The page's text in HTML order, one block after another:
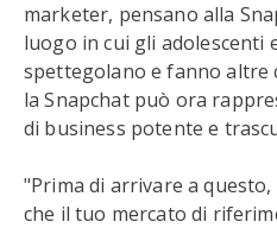
marketer, pensano alla
luogo in cui gli adolescenti
spettegolano e fanno altre
la Snapchat può ora
di business potente e
"Prima di arrivare a
che il tuo mercato di